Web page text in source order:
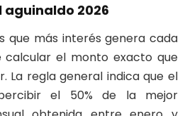
aguinaldo 2026
que más interés genera cada
el monto exacto que
La regla general indica que el
el 50% de la mejor